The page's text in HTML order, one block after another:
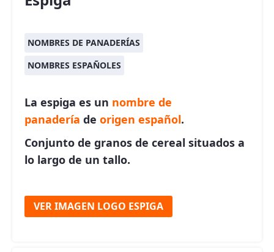
NOMBRES DE PANADERÍAS
NOMBRES ESPAÑOLES
La espiga es un nombre de
panadería de origen español.
Conjunto de granos de cereal situados a
lo largo de un tallo.
VER IMAGEN LOGO ESPIGA